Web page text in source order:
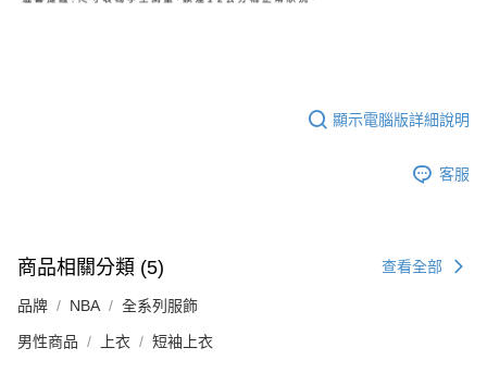
顯示電腦版詳細說明
客服
商品相關分類 (5) 查看全部
品牌 NBA 全系列服飾
男性商品 上衣 短袖上衣